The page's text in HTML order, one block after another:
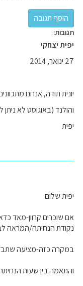
תגובות:
יפית יצחקי
27 ינואר, 2014
יונית תודה, אנחנו
והולנד (באוגוסט לא
יפית
יפית שלום
אם שוכרים קרוון-מאד
נקודת הנחיתה/המראה
במקרה כזה-מציעה
והתאמה בין שעות